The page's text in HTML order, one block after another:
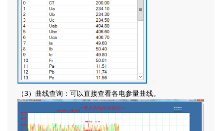
（3）曲线查询：可以直接查看各电参量曲线。